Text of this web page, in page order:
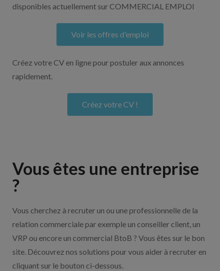
disponibles actuellement sur COMMERCIAL EMPLOI
Voir les offres d'emploi
Créez votre CV en ligne pour postuler aux annonces
rapidement.
Créez votre CV !
Vous êtes une entreprise
?
Vous cherchez à recruter un ou une professionnelle de la
relation commerciale par exemple un conseiller client, un
VRP ou encore un commercial BtoB ? Vous êtes sur le bon
site. Découvrez nos solutions pour vous aider à recruter en
cliquant sur le bouton ci-dessous.